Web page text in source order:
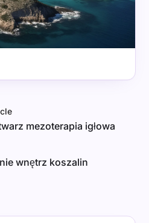
mezoterapia igłowa
wnętrz koszalin